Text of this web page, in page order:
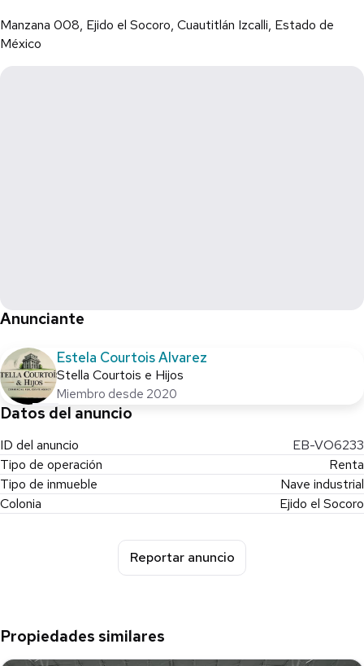
Manzana 008, Ejido el Socoro, Cuautitlán Izcalli, Estado de
México
Anunciante
Estela Courtois Alvarez
Stella Courtois e Hijos
Miembro desde 2020
Datos del anuncio
ID del anuncio
EB-VO6233
Tipo de operación
Renta
Tipo de inmueble
Nave industrial
Colonia
Ejido el Socoro
Reportar anuncio
Propiedades similares